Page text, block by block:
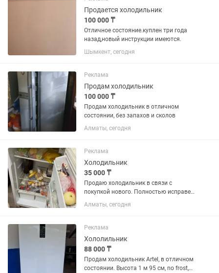
Продается холодильник
100 000 ₸
Отличное состояние.куплен три года
назад,новый инструкции имеются.
Шымкент, сегодня
Реклама
Продам холодильник
100 000 ₸
Продам холодильник в отличном
состоянии, без запахов и сколов
Алматы, сегодня
Реклама
Холодильник
35 000 ₸
Продаю холодильник в связи с
покупкой нового. Полностью исправен,
работает отлично. Хорошо охлаждает,
морозильная камера морозит без
Самовывоз. По всем...
Алматы, сегодня
Реклама
Хололильник
88 000 ₸
Продам холодильник Artel, в отличном
состоянии. Высота 1 м 95 см, no frost,